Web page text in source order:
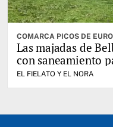
COMARCA PICOS DE
Las majadas de
con saneamiento
EL FIELATO Y EL NORA